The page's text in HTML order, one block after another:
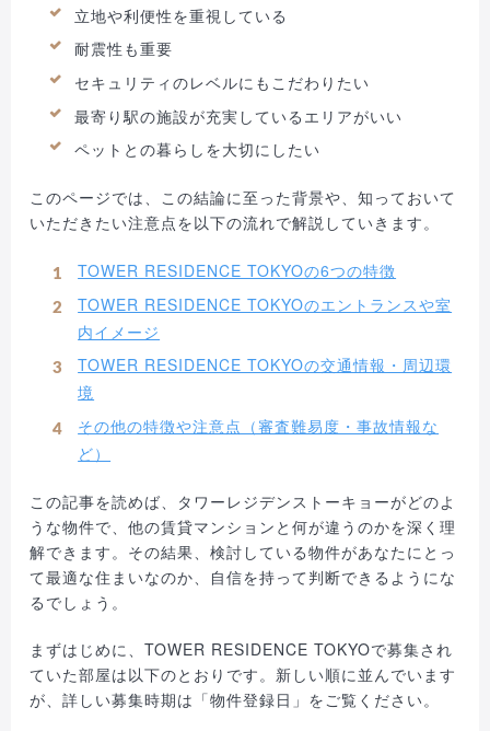
立地や利便性を重視している
耐震性も重要
セキュリティのレベルにもこだわりたい
最寄り駅の施設が充実しているエリアがいい
ペットとの暮らしを大切にしたい
このページでは、この結論に至った背景や、知っておいて
いただきたい注意点を以下の流れで解説していきます。
TOWER RESIDENCE TOKYOの6つの特徴
TOWER RESIDENCE TOKYOのエントランスや室
内イメージ
TOWER RESIDENCE TOKYOの交通情報・周辺環
境
その他の特徴や注意点（審査難易度・事故情報な
ど）
この記事を読めば、タワーレジデンストーキョーがどのよ
うな物件で、他の賃貸マンションと何が違うのかを深く理
解できます。その結果、検討している物件があなたにとっ
て最適な住まいなのか、自信を持って判断できるようにな
るでしょう。
まずはじめに、TOWER RESIDENCE TOKYOで募集され
ていた部屋は以下のとおりです。新しい順に並んでいます
が、詳しい募集時期は「物件登録日」をご覧ください。